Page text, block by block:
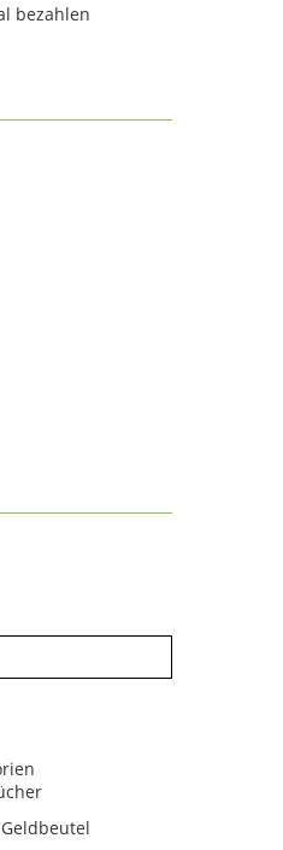
bezahlen